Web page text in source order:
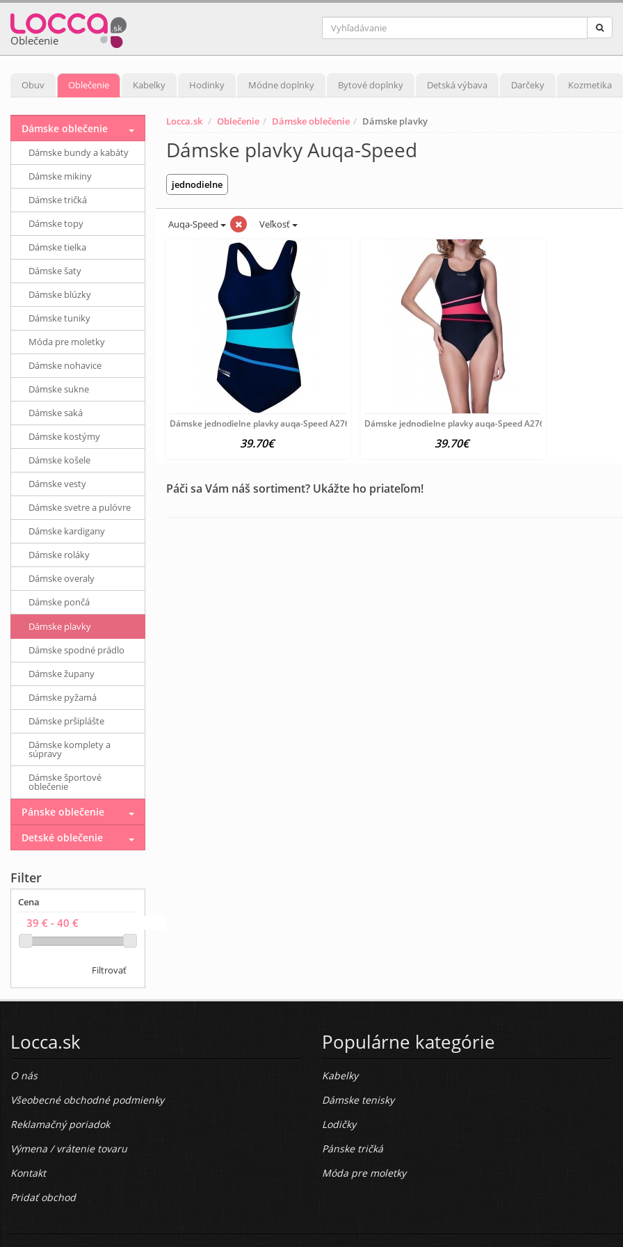
Oblečenie
Obuv Oblečenie Kabelky Hodinky Módne doplnky Bytové doplnky Detská výbava Darčeky Kozmetika
Locca.sk Oblečenie Dámske oblečenie Dámske plavky
Dámske plavky Auqa-Speed
jednodielne
Auqa-Speed Veľkosť
Dámske jednodielne plavky auqa-Speed A2761
39.70€
Dámske jednodielne plavky auqa-Speed A2763
39.70€
Páči sa Vám náš sortiment? Ukážte ho priateľom!
Dámske oblečenie
Dámske bundy a kabáty
Dámske mikiny
Dámske tričká
Dámske topy
Dámske tielka
Dámske šaty
Dámske blúzky
Dámske tuniky
Móda pre moletky
Dámske nohavice
Dámske sukne
Dámske saká
Dámske kostýmy
Dámske košele
Dámske vesty
Dámske svetre a pulóvre
Dámske kardigany
Dámske roláky
Dámske overaly
Dámske pončá
Dámske plavky
Dámske spodné prádlo
Dámske župany
Dámske pyžamá
Dámske pršiplášte
Dámske komplety a
súpravy
Dámske športové
oblečenie
Pánske oblečenie
Detské oblečenie
Filter
Cena
Filtrovať
Locca.sk
O nás
Všeobecné obchodné podmienky
Reklamačný poriadok
Výmena / vrátenie tovaru
Kontakt
Pridať obchod
Populárne kategórie
Kabelky
Dámske tenisky
Lodičky
Pánske tričká
Móda pre moletky